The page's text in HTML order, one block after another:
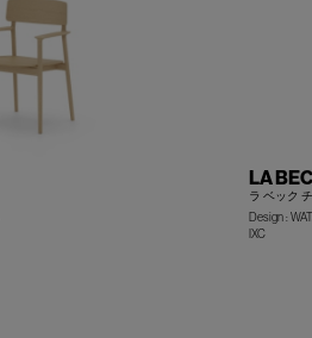
LA
ラ ベック
Design :
IXC